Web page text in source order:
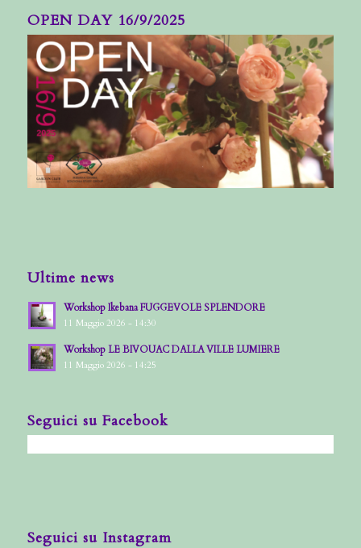
OPEN DAY 16/9/2025
Ultime news
Workshop Ikebana FUGGEVOLE SPLENDORE
11 Maggio 2026 - 14:30
Workshop LE BIVOUAC DALLA VILLE LUMIERE
11 Maggio 2026 - 14:25
Seguici su Facebook
Seguici su Instagram